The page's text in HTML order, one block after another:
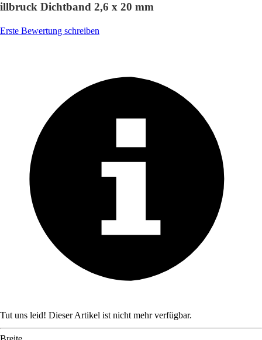
illbruck Dichtband 2,6 x 20 mm
Erste Bewertung schreiben
Tut uns leid! Dieser Artikel ist nicht mehr verfügbar.